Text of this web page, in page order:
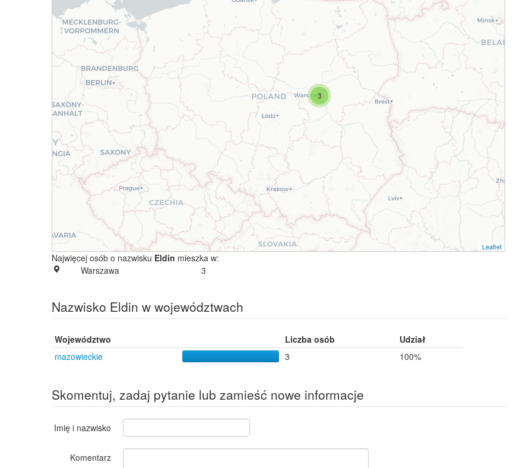
3
Leaflet
Najwięcej osób o nazwisku Eldin mieszka w:
Warszawa
3
Nazwisko Eldin w województwach
Województwo Liczba osób
Udział
mazowieckie
3 100%
Skomentuj, zadaj pytanie lub zamieść nowe informacje
Imię i nazwisko
Komentarz